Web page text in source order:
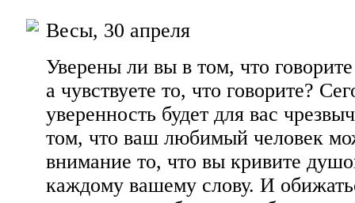
Весы, 30 апреля
Уверены ли вы в том, что говорите
а чувствуете то, что говорите?
уверенность будет для вас
том, что ваш любимый человек
внимание то, что вы кривите
каждому вашему слову. И